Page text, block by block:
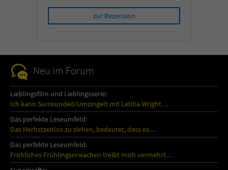
zur Rezension
Neu im Forum
Lieblingsfilm und Lieblingsserie:
Ich kann Surrounded/Umzingelt mit Letitia Wright…
Das perfekte Leseumfeld:
Das Herbstzeitlos zu ziehen, bedeutet, dass es…
Das perfekte Leseumfeld:
Fröhliches Frühlingserwachen treibt mich vermehrt…